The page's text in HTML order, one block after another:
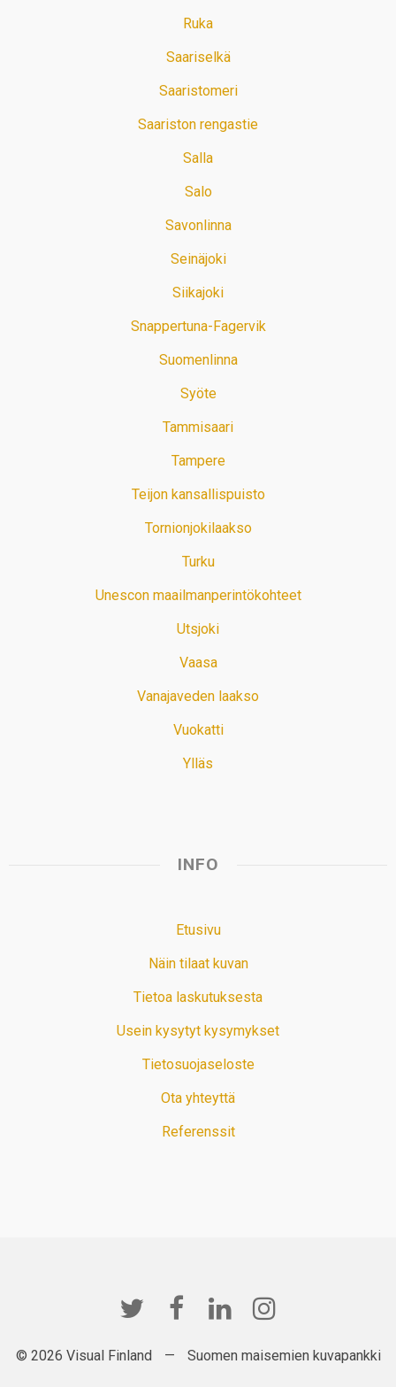
Ruka
Saariselkä
Saaristomeri
Saariston rengastie
Salla
Salo
Savonlinna
Seinäjoki
Siikajoki
Snappertuna-Fagervik
Suomenlinna
Syöte
Tammisaari
Tampere
Teijon kansallispuisto
Tornionjokilaakso
Turku
Unescon maailmanperintökohteet
Utsjoki
Vaasa
Vanajaveden laakso
Vuokatti
Ylläs
INFO
Etusivu
Näin tilaat kuvan
Tietoa laskutuksesta
Usein kysytyt kysymykset
Tietosuojaseloste
Ota yhteyttä
Referenssit
© 2026 Visual Finland — Suomen maisemien kuvapankki